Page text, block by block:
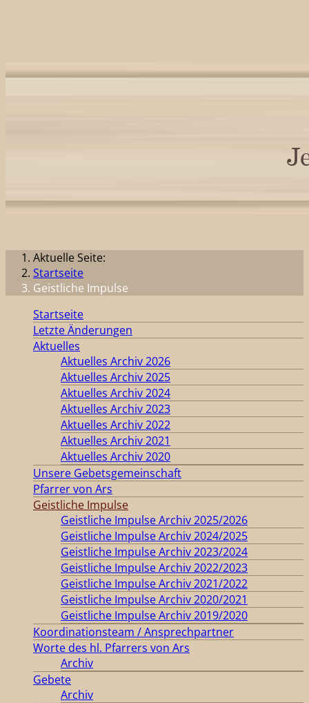
Aktuelle Seite:
Startseite
Geistliche Impulse
Startseite
Letzte Änderungen
Aktuelles
Aktuelles Archiv 2026
Aktuelles Archiv 2025
Aktuelles Archiv 2024
Aktuelles Archiv 2023
Aktuelles Archiv 2022
Aktuelles Archiv 2021
Aktuelles Archiv 2020
Unsere Gebetsgemeinschaft
Pfarrer von Ars
Geistliche Impulse
Geistliche Impulse Archiv 2025/2026
Geistliche Impulse Archiv 2024/2025
Geistliche Impulse Archiv 2023/2024
Geistliche Impulse Archiv 2022/2023
Geistliche Impulse Archiv 2021/2022
Geistliche Impulse Archiv 2020/2021
Geistliche Impulse Archiv 2019/2020
Koordinationsteam / Ansprechpartner
Worte des hl. Pfarrers von Ars
Archiv
Gebete
Archiv